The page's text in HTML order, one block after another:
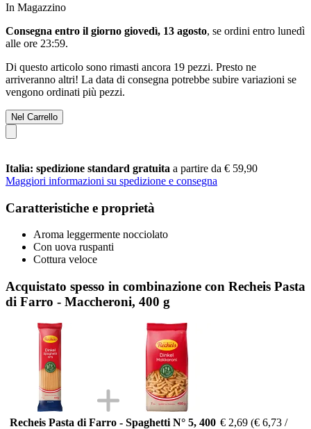
In Magazzino
Consegna entro il giorno giovedì, 13 agosto, se ordini entro lunedì
alle ore 23:59.
Di questo articolo sono rimasti ancora 19 pezzi. Presto ne
arriveranno altri! La data di consegna potrebbe subire variazioni se
vengono ordinati più pezzi.
Nel Carrello
Italia: spedizione standard gratuita a partire da € 59,90
Maggiori informazioni su spedizione e consegna
Caratteristiche e proprietà
Aroma leggermente nocciolato
Con uova ruspanti
Cottura veloce
Acquistato spesso in combinazione con Recheis Pasta
di Farro - Maccheroni, 400 g
Recheis Pasta di Farro - Spaghetti N° 5, 400 € 2,69 (€ 6,73 /